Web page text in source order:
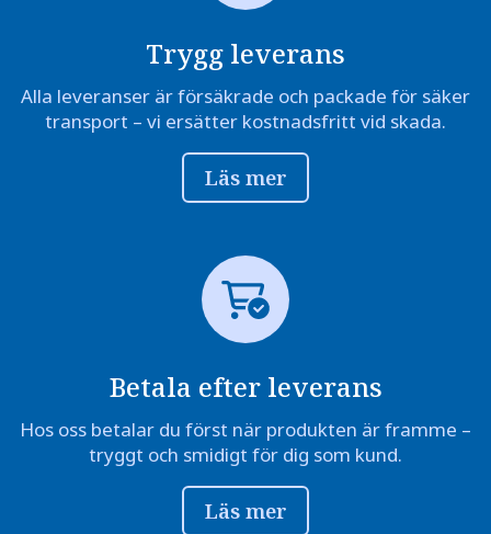
Trygg leverans
Alla leveranser är försäkrade och packade för säker
transport – vi ersätter kostnadsfritt vid skada.
Läs mer
Betala efter leverans
Hos oss betalar du först när produkten är framme –
tryggt och smidigt för dig som kund.
Läs mer